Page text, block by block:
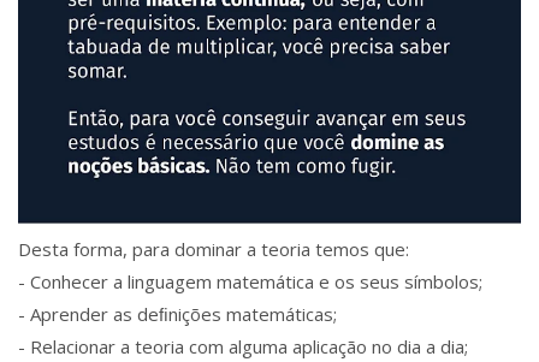
Desta forma, para dominar a teoria temos que:
- Conhecer a linguagem matemática e os seus símbolos;
- Aprender as deﬁnições matemáticas;
- Relacionar a teoria com alguma aplicação no dia a dia;